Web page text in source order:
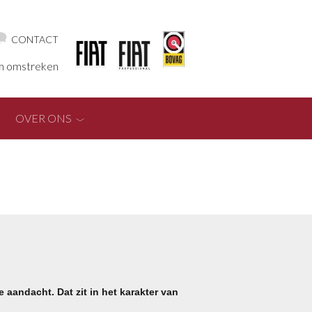
CONTACT
omstreken
OVER ONS
Dat zit in het karakter van